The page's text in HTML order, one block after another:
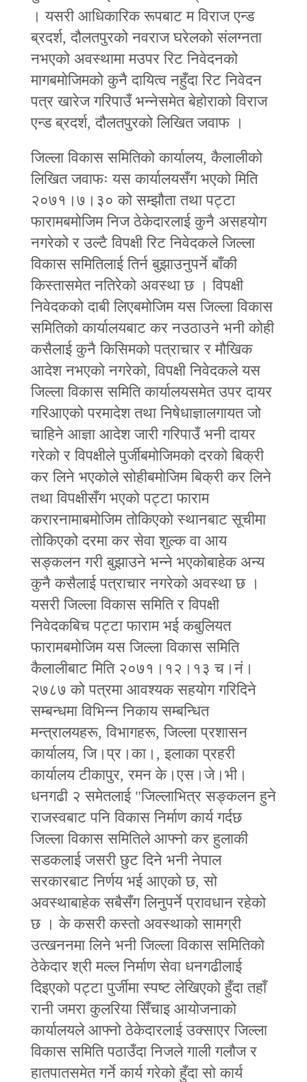
। यसरी आधिकारिक रूपबाट म विराज एन्ड
ब्रदर्श, दौलतपुरको नवराज घरेलको संलग्नता
नभएको अवस्थामा मउपर रिट निवेदनको
मागबमोजिमको कुनै दायित्व नहुँदा रिट निवेदन
पत्र खारेज गरिपाउँ भन्नेसमेत बेहोराको विराज
एन्ड ब्रदर्श, दौलतपुरको लिखित जवाफ ।
जिल्ला विकास समितिको कार्यालय, कैलालीको
लिखित जवाफः यस कार्यालयसँग भएको मिति
२०७१।७।३० को सम्झौता तथा पट्टा
फारामबमोजिम निज ठेकेदारलाई कुनै असहयोग
नगरेको र उल्टै विपक्षी रिट निवेदकले जिल्ला
विकास समितिलाई तिर्न बुझाउनुपर्ने बाँकी
किस्तासमेत नतिरेको अवस्था छ । विपक्षी
निवेदकको दाबी लिएबमोजिम यस जिल्ला विकास
समितिको कार्यालयबाट कर नउठाउने भनी कोही
कसैलाई कुनै किसिमको पत्राचार र मौखिक
आदेश नभएको नगरेको, विपक्षी निवेदकले यस
जिल्ला विकास समिति कार्यालयसमेत उपर दायर
गरिआएको परमादेश तथा निषेधाज्ञालगायत जो
चाहिने आज्ञा आदेश जारी गरिपाउँ भनी दायर
गरेको र विपक्षीले पुर्जीबमोजिमको दरको बिक्री
कर लिने भएकोले सोहीबमोजिम बिक्री कर लिने
तथा विपक्षीसँग भएको पट्टा फाराम
करारनामाबमोजिम तोकिएको स्थानबाट सूचीमा
तोकिएको दरमा कर सेवा शुल्क वा आय
सङ्कलन गरी बुझाउने भन्ने भएकोबाहेक अन्य
कुनै कसैलाई पत्राचार नगरेको अवस्था छ ।
यसरी जिल्ला विकास समिति र विपक्षी
निवेदकबिच पट्टा फाराम भई कबुलियत
फारामबमोजिम यस जिल्ला विकास समिति
कैलालीबाट मिति २०७१।१२।१३ च।नं।
२७८७ को पत्रमा आवश्यक सहयोग गरिदिने
सम्बन्धमा विभिन्न निकाय सम्बन्धित
मन्त्रालयहरू, विभागहरू, जिल्ला प्रशासन
कार्यालय, जि।प्र।का।, इलाका प्रहरी
कार्यालय टीकापुर, रमन के।एस।जे।भी।
धनगढी २ समेतलाई "जिल्लाभित्र सङ्कलन हुने
राजस्वबाट पनि विकास निर्माण कार्य गर्दछ
जिल्ला विकास समितिले आफ्नो कर हुलाकी
सडकलाई जसरी छुट दिने भनी नेपाल
सरकारबाट निर्णय भई आएको छ, सो
अवस्थाबाहेक सबैसँग लिनुपर्ने प्रावधान रहेको
छ । के कसरी कस्तो अवस्थाको सामग्री
उत्खननमा लिने भनी जिल्ला विकास समितिको
ठेकेदार श्री मल्ल निर्माण सेवा धनगढीलाई
दिइएको पट्टा पुर्जीमा स्पष्ट लेखिएको हुँदा तहाँ
रानी जमरा कुलरिया सिँचाइ आयोजनाको
कार्यालयले आफ्नो ठेकेदारलाई उक्साएर जिल्ला
विकास समिति पठाउँदा निजले गाली गलौज र
हातपातसमेत गर्ने कार्य गरेको हुँदा सो कार्य